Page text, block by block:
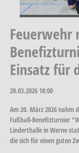
Feuerwehr
Einsatz für
20.03.2026 18:00
Am 20. März 2026 nahm
Fußball-Benefizturnier
Linderthalle in Werne
die sich für einen guten